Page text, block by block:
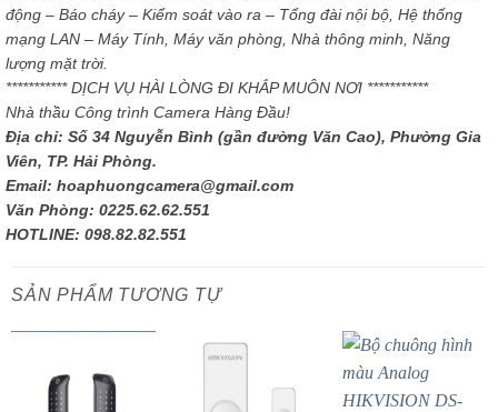
động – Báo cháy – Kiểm soát vào ra – Tổng đài nội bộ, Hệ thống
mạng LAN – Máy Tính, Máy văn phòng, Nhà thông minh, Năng
lượng mặt trời.
*********** DỊCH VỤ HÀI LÒNG ĐI KHẮP MUÔN NƠI ***********
Nhà thầu Công trình Camera Hàng Đầu!
Địa chỉ: Số 34 Nguyễn Bình (gần đường Văn Cao), Phường Gia
Viên, TP. Hải Phòng.
Email: hoaphuongcamera@gmail.com
Văn Phòng: 0225.62.62.551
HOTLINE: 098.82.82.551
SẢN PHẨM TƯƠNG TỰ